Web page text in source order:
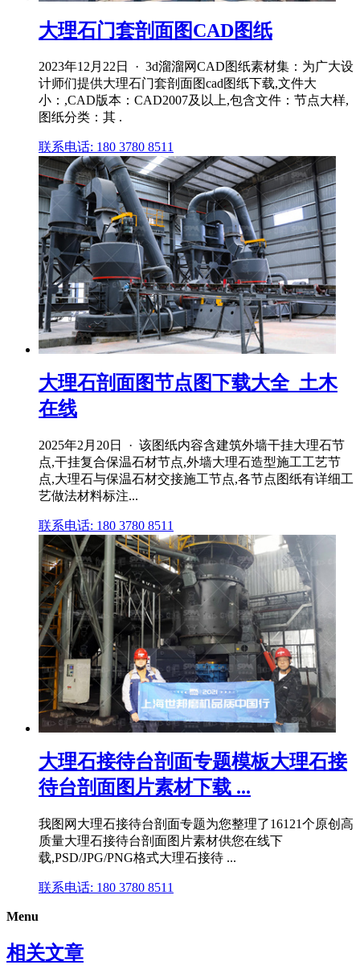
大理石门套剖面图CAD图纸
2023年12月22日 · 3d溜溜网CAD图纸素材集：为广大设
计师们提供大理石门套剖面图cad图纸下载,文件大
小：,CAD版本：CAD2007及以上,包含文件：节点大样,
图纸分类：其 .
联系电话: 180 3780 8511
大理石剖面图节点图下载大全_土木
在线
2025年2月20日 · 该图纸内容含建筑外墙干挂大理石节
点,干挂复合保温石材节点,外墙大理石造型施工工艺节
点,大理石与保温石材交接施工节点,各节点图纸有详细工
艺做法材料标注...
联系电话: 180 3780 8511
大理石接待台剖面专题模板大理石接
待台剖面图片素材下载 ...
我图网大理石接待台剖面专题为您整理了16121个原创高
质量大理石接待台剖面图片素材供您在线下
载,PSD/JPG/PNG格式大理石接待 ...
联系电话: 180 3780 8511
Menu
相关文章